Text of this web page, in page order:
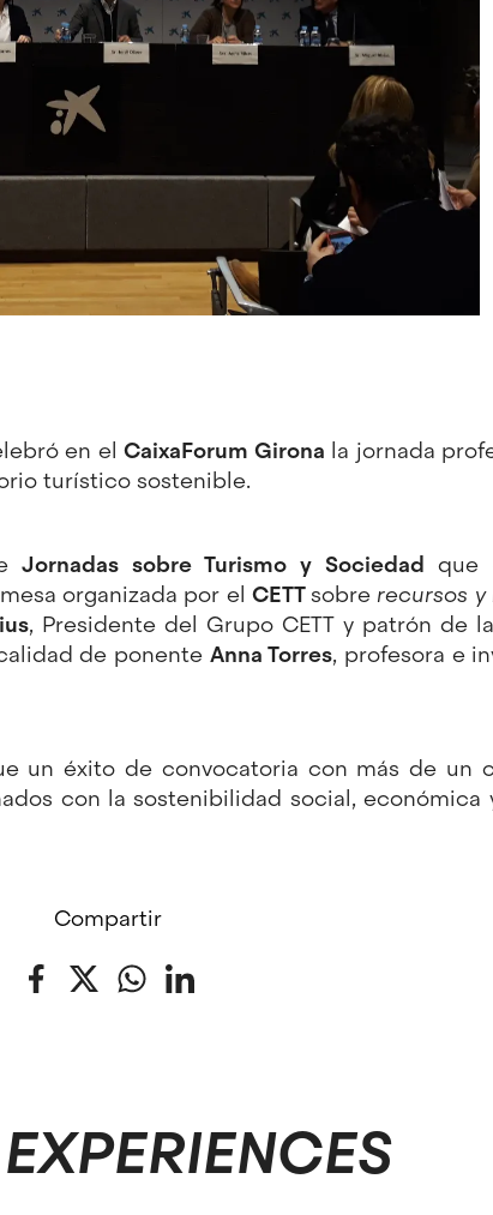
en el CaixaForum Girona la jornada
turístico sostenible.
Jornadas sobre Turismo y Sociedad que
organizada por elCETTsobre recursos y
, Presidente del Grupo CETT y patrón de
de ponenteAnna Torres, profesora e
un éxito de convocatoria con más de un
con la sostenibilidad social, económica
Compartir
Facebook
TwitterWhatsApp
LinkedIn